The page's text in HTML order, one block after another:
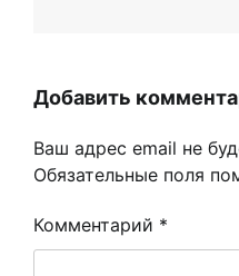
Добавить
Ваш адрес email не
Обязательные поля
Комментарий *